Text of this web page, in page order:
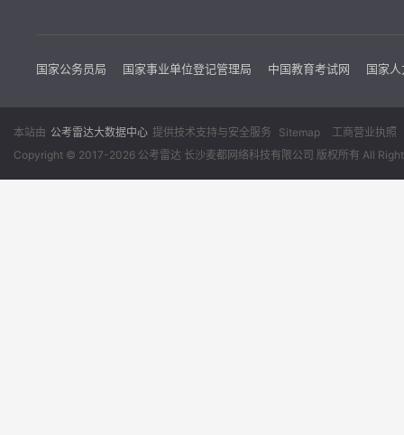
国家公务员局 国家事业单位登记管理局 中国教育考试网 国家
本站由 公考雷达大数据中心 提供技术支持与安全服务 Sitemap
工商营业执照
Copyright © 2017-2026 公考雷达 长沙麦都网络科技有限公司 版权所有 All